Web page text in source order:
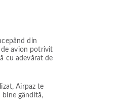
din
de avion potrivit
cu adevărat de
Airpaz te
bine gândită,